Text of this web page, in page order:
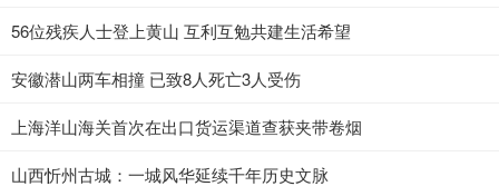
56位残疾人士登上黄山 互利互勉共建生活希望
安徽潜山两车相撞 已致8人死亡3人受伤
上海洋山海关首次在出口货运渠道查获夹带卷烟
山西忻州古城：一城风华延续千年历史文脉